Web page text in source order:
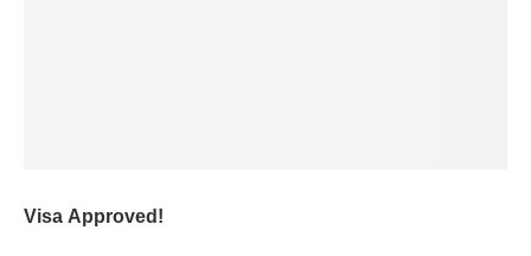
Visa Approved!